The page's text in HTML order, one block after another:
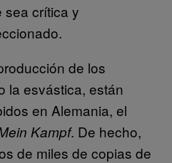
sea crítica y
de los
la esvástica, están
en Alemania, el
Kampf. De hecho,
de miles de copias de